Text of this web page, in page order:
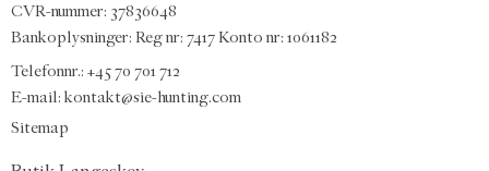
CVR-nummer: 37836648
Bankoplysninger: Reg nr: 7417 Konto nr: 1061182
Telefonnr.: +45 70 701 712
E-mail: kontakt@sie-hunting.com
Sitemap